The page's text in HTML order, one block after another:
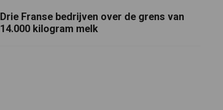
Drie Franse bedrijven over de grens van
14.000 kilogram melk